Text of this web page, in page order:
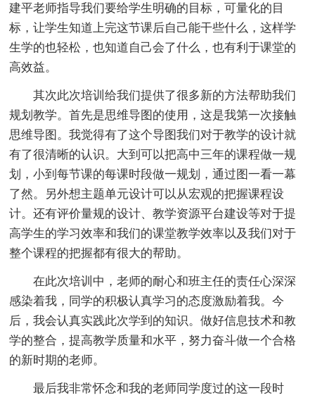
建平老师指导我们要给学生明确的目标，可量化的目
标，让学生知道上完这节课后自己能干些什么，这样学
生学的也轻松，也知道自己会了什么，也有利于课堂的
高效益。
其次此次培训给我们提供了很多新的方法帮助我们
规划教学。首先是思维导图的使用，这是我第一次接触
思维导图。我觉得有了这个导图我们对于教学的设计就
有了很清晰的认识。大到可以把高中三年的课程做一规
划，小到每节课的每课时段做一规划，通过图一看一幕
了然。另外想主题单元设计可以从宏观的把握课程设
计。还有评价量规的设计、教学资源平台建设等对于提
高学生的学习效率和我们的课堂教学效率以及我们对于
整个课程的把握都有很大的帮助。
在此次培训中，老师的耐心和班主任的责任心深深
感染着我，同学的积极认真学习的态度激励着我。今
后，我会认真实践此次学到的知识。做好信息技术和教
学的整合，提高教学质量和水平，努力奋斗做一个合格
的新时期的老师。
最后我非常怀念和我的老师同学度过的这一段时